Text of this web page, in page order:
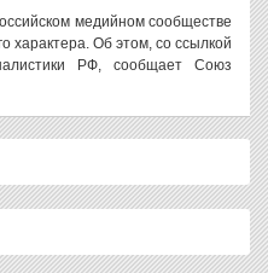
медийном сообществе
характера. Об этом, со ссылкой
РФ, сообщает Союз